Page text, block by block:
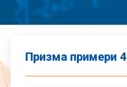
Призма примери 4